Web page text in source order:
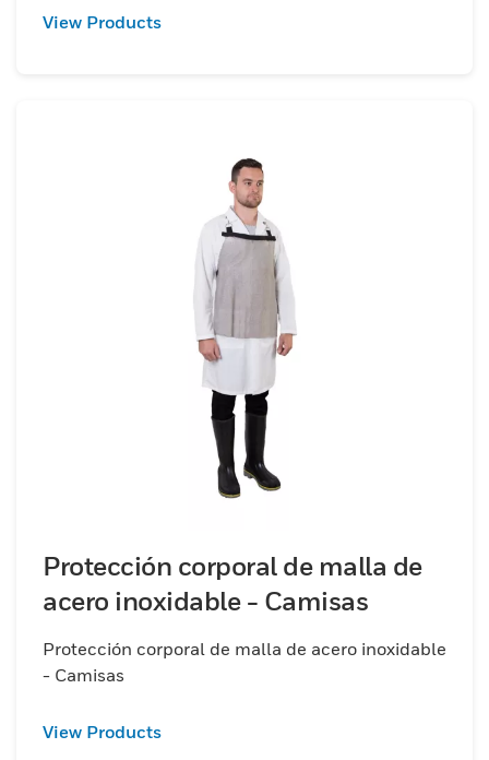
View Products
Protección corporal de malla de
acero inoxidable - Camisas
Protección corporal de malla de acero inoxidable
- Camisas
View Products